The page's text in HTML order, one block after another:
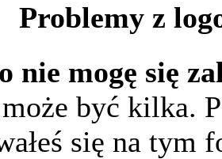
Problemy z
nie mogę się
być kilka.
się na tym